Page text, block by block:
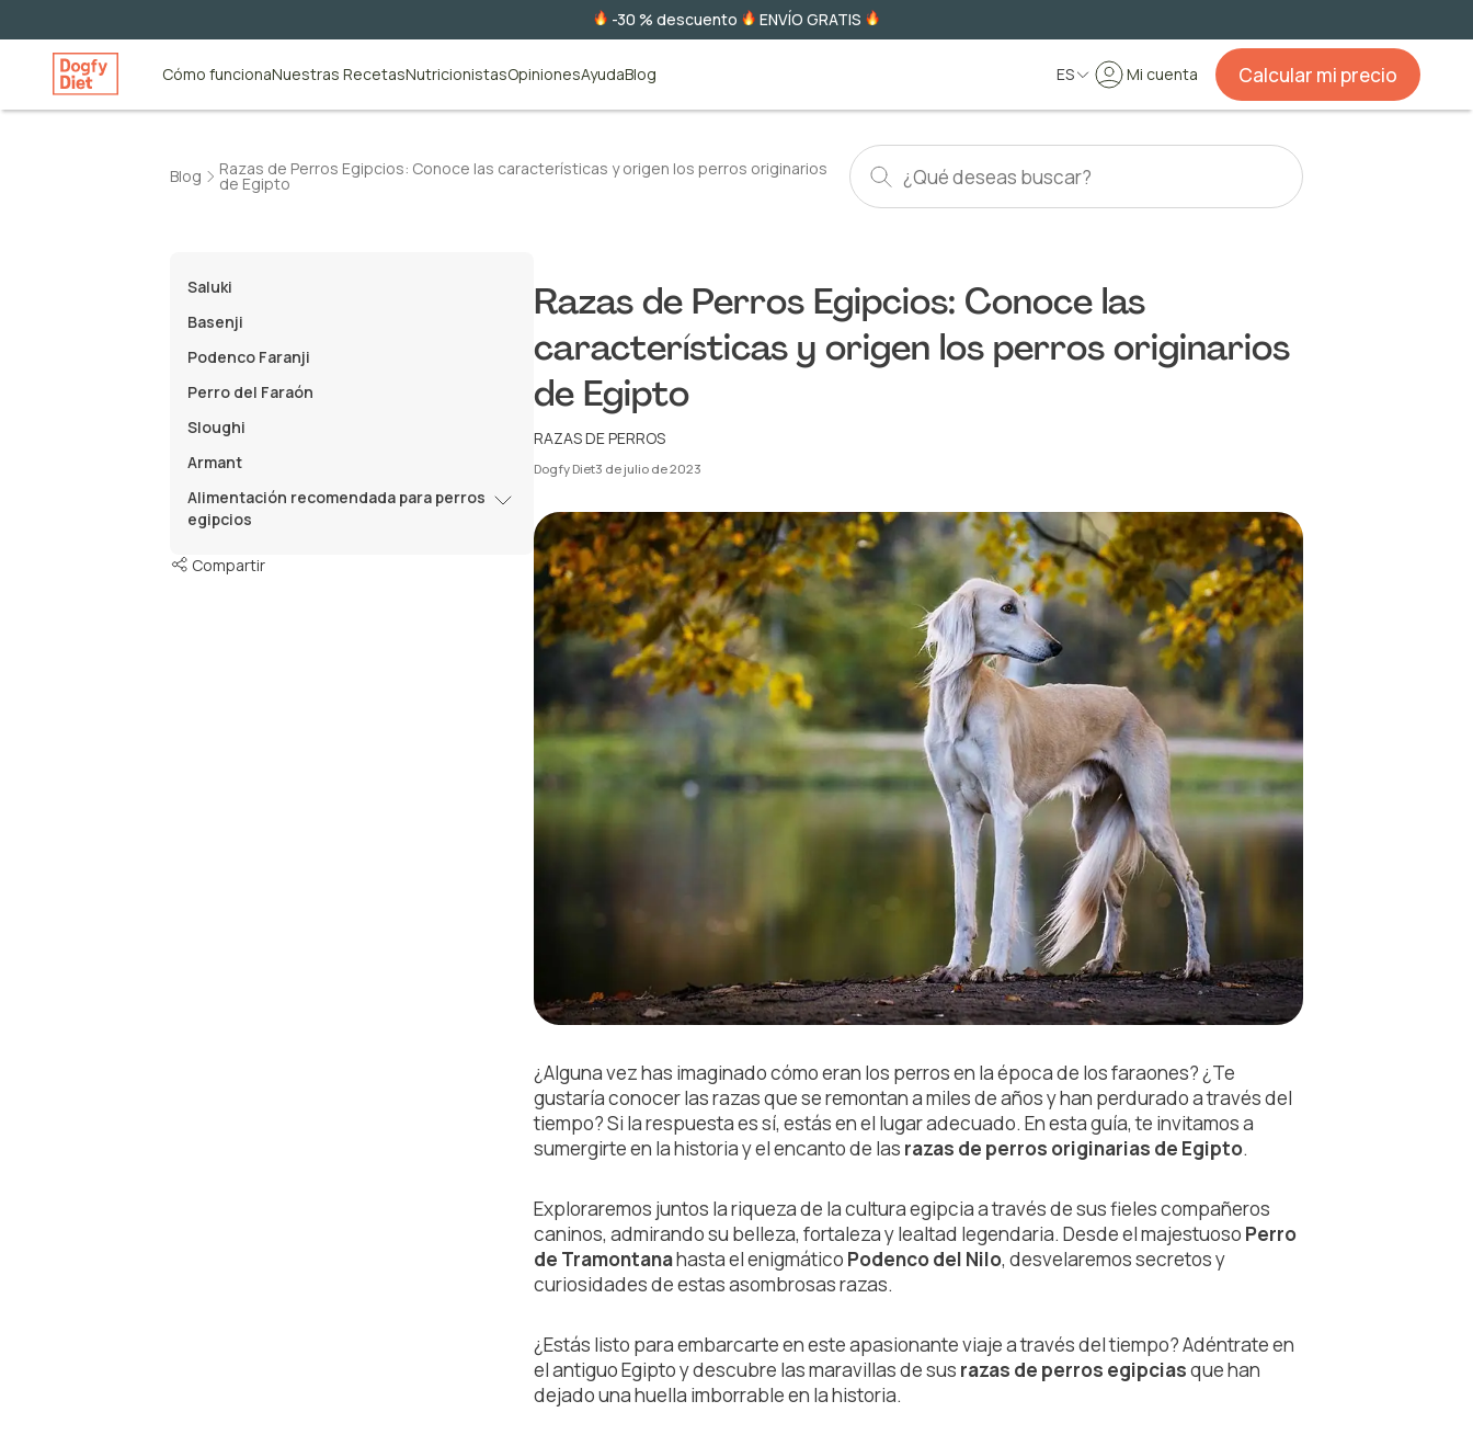
-30 % descuento ENVÍO GRATIS
Cómo funcionaNuestras RecetasNutricionistasOpinionesAyudaBlog Mi cuenta
ES Calcular mi precio
Blog Razas de Perros Egipcios: Conoce las características y origen los perros originarios
de Egipto
Saluki
Basenji
Podenco Faranji
Perro del Faraón
Sloughi
Armant
Alimentación recomendada para perros
egipcios
Compartir
Razas de Perros Egipcios: Conoce las
características y origen los perros originarios
de Egipto
RAZAS DE PERROS
Dogfy Diet3 de julio de 2023
¿Alguna vez has imaginado cómo eran los perros en la época de los faraones? ¿Te
gustaría conocer las razas que se remontan a miles de años y han perdurado a través del
tiempo? Si la respuesta es sí, estás en el lugar adecuado. En esta guía, te invitamos a
sumergirte en la historia y el encanto de las razas de perros originarias de Egipto.
Exploraremos juntos la riqueza de la cultura egipcia a través de sus fieles compañeros
caninos, admirando su belleza, fortaleza y lealtad legendaria. Desde el majestuoso Perro
de Tramontanahasta el enigmático Podenco del Nilo, desvelaremos secretos y
curiosidades de estas asombrosas razas.
¿Estás listo para embarcarte en este apasionante viaje a través del tiempo? Adéntrate en
el antiguo Egipto y descubre las maravillas de sus razas de perros egipciasque han
dejado una huella imborrable en la historia.